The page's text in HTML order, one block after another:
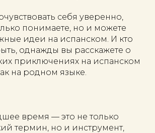
себя уверенно,
понимаете, но и можете
идеи на испанском. И кто
однажды вы расскажете о
приключениях на испанском
на родном языке.
время — это не только
термин, но и инструмент,